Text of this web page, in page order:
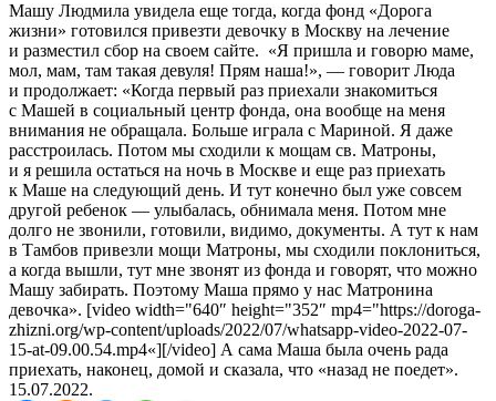
Машу Людмила увидела еще тогда, когда фонд «Дорога
жизни» готовился привезти девочку в Москву на лечение
и разместил сбор на своем сайте. «Я пришла и говорю маме,
мол, мам, там такая девуля! Прям наша!», — говорит Люда
и продолжает: «Когда первый раз приехали знакомиться
с Машей в социальный центр фонда, она вообще на меня
внимания не обращала. Больше играла с Мариной. Я даже
расстроилась. Потом мы сходили к мощам св. Матроны,
и я решила остаться на ночь в Москве и еще раз приехать
к Маше на следующий день. И тут конечно был уже совсем
другой ребенок — улыбалась, обнимала меня. Потом мне
долго не звонили, готовили, видимо, документы. А тут к нам
в Тамбов привезли мощи Матроны, мы сходили поклониться,
а когда вышли, тут мне звонят из фонда и говорят, что можно
Машу забирать. Поэтому Маша прямо у нас Матронина
девочка». [video width="640″ height="352″ mp4="https://doroga-
zhizni.org/wp-content/uploads/2022/07/whatsapp-video-2022-07-
15-at-09.00.54.mp4«][/video] А сама Маша была очень рада
приехать, наконец, домой и сказала, что «назад не поедет».
15.07.2022.